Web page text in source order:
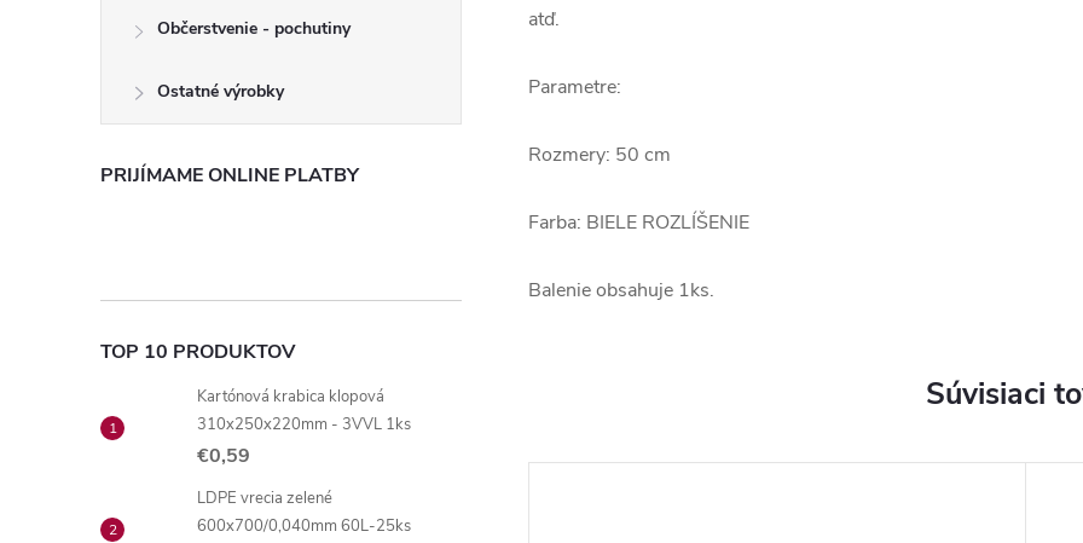
Občerstvenie - pochutiny
Ostatné výrobky
PRIJÍMAME ONLINE PLATBY
TOP 10 PRODUKTOV
Kartónová krabica klopová
310x250x220mm - 3VVL 1ks
€0,59
LDPE vrecia zelené
600x700/0,040mm 60L-25ks
atď.
Parametre:
Rozmery: 50 cm
Farba: BIELE ROZLÍŠENIE
Balenie obsahuje 1ks.
Súvisiaci